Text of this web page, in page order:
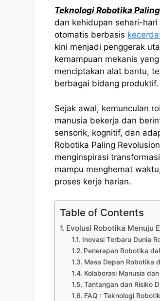
Teknologi Robotika
dan kehidupan sehari-
otomatis berbasis
kini menjadi penggerak
kemampuan mekanis
menciptakan alat bantu,
berbagai bidang produktif.
Sejak awal, kemunculan
manusia bekerja dan
sensorik, kognitif, dan
Robotika Paling
menginspirasi
mampu menghemat
proses kerja harian.
Table of Contents
Evolusi Robotika Menuju
Inovasi Terbaru Dunia
Penerapan Robotika
Masa Depan Robotika
Kolaborasi Manusia
Tantangan dan Risiko
FAQ : Teknologi